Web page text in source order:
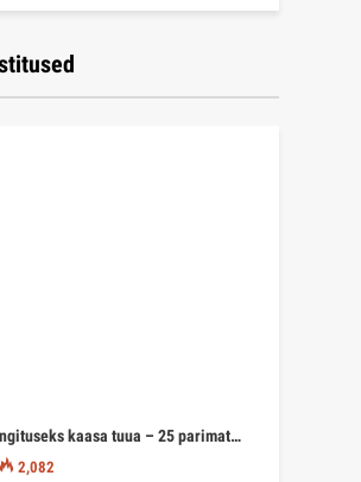
kaasa tuua – 25 parimat…
2,082